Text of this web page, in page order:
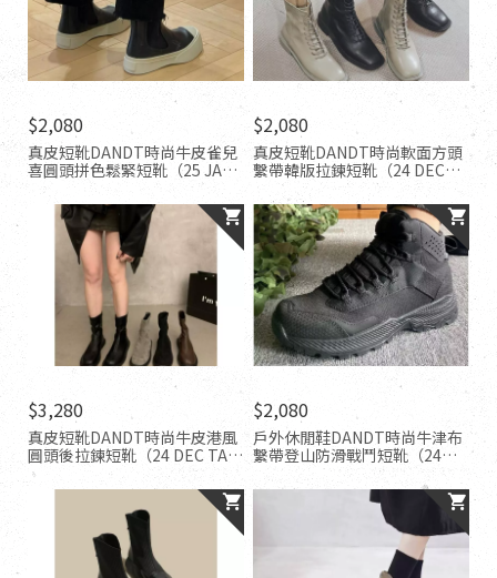
$2,080
真皮短靴DANDT時尚牛皮雀兒
喜圓頭拼色鬆緊短靴（25 JAN
女鞋
$2,080
真皮短靴DANDT時尚軟面方頭
繫帶韓版拉鍊短靴（24 DEC
TA）同風格請在賣場搜尋-歐美
女鞋
$3,280
真皮短靴DANDT時尚牛皮港風
圓頭後拉鍊短靴（24 DEC TA）
同風格請在賣場搜尋-歐美女鞋
$2,080
戶外休閒鞋DANDT時尚牛津布
繫帶登山防滑戰鬥短靴（24
DEC TA）同風格請在賣場搜尋-
歐美女鞋